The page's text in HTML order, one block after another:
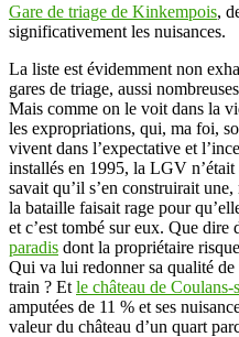
Gare de triage de Kinkempois,
significativement les nuisances.
La liste est évidemment non
gares de triage, aussi
Mais comme on le voit dans la
les expropriations, qui, ma foi,
vivent dans l’expectative et
installés en 1995, la LGV
savait qu’il s’en construirait
la bataille faisait rage pour
et c’est tombé sur eux. Que dire
paradis dont la propriétaire
Qui va lui redonner sa qualité
train ? Et le château de Coulans-
amputées de 11 % et ses
valeur du château d’un quart